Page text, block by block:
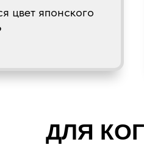
цвет японского
ДЛЯ